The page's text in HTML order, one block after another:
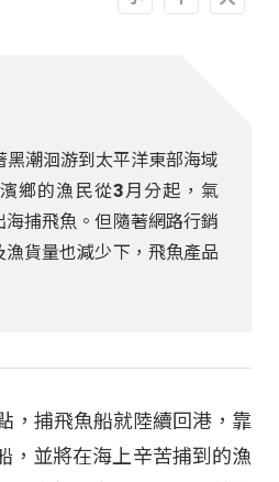
黑潮洄游到太平洋東部海域
鄉的漁民從3月分起，氣
捕飛魚。但隨著網路行銷
貨量也減少下，飛魚產品
，捕飛魚船就陸續回港，靠
，並將在海上辛苦捕到的漁